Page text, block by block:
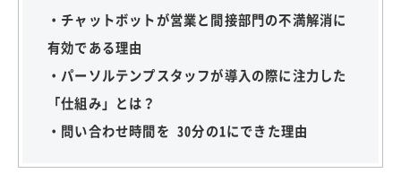
・チャットボットが営業と間接部門の不満解消に
有効である理由
・パーソルテンプスタッフが導入の際に注力した
「仕組み」とは？
・問い合わせ時間を 30分の1にできた理由